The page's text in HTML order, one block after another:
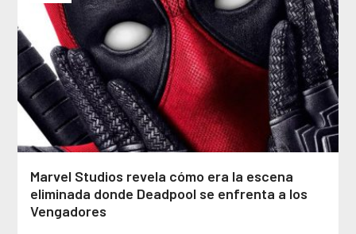
Marvel Studios revela cómo era la escena
eliminada donde Deadpool se enfrenta a los
Vengadores